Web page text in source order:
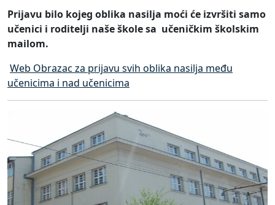
Prijavu bilo kojeg oblika nasilja moći će izvršiti samo
učenici i roditelji naše škole sa učeničkim školskim
mailom.
Web Obrazac za prijavu svih oblika nasilja među
učenicima i nad učenicima